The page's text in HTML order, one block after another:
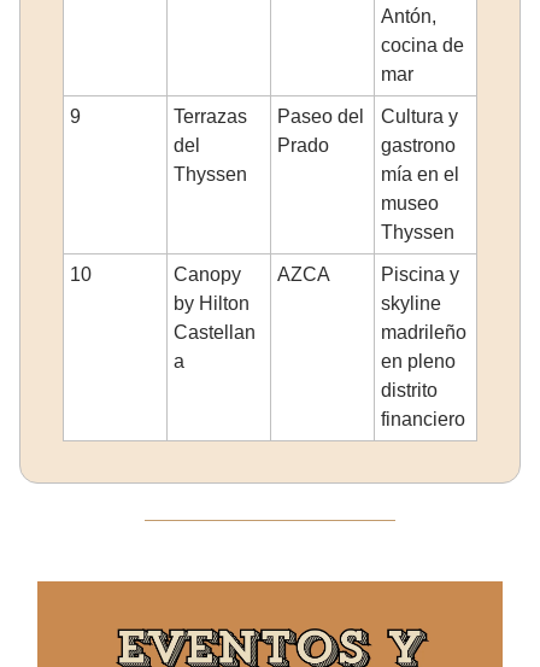
Antón,
cocina de
mar
9
Terrazas
del
Thyssen
Paseo del
Prado
Cultura y
gastrono
mía en el
museo
Thyssen
10
Canopy
by Hilton
Castellan
a
AZCA
Piscina y
skyline
madrileño
en pleno
distrito
financiero